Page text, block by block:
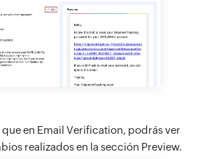
que en Email Verification, podrás ver
realizados en la sección Preview.